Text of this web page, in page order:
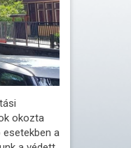
okozta
a